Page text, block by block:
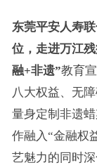
东莞平安人寿
位，走进万江
融+非遗”教育
八大权益、无
量身定制非遗
作融入“金融权
艺魅力的同时深